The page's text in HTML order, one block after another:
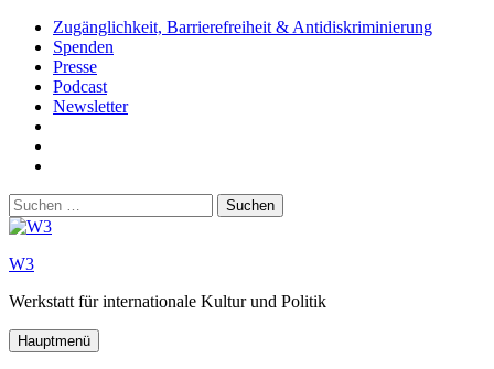
Zum
Inhalt
springen
Zugänglichkeit, Barrierefreiheit & Antidiskriminierung
Spenden
Presse
Podcast
Newsletter
Youtube
Suchen
nach:
W3
Werkstatt für internationale Kultur und Politik
Hauptmenü